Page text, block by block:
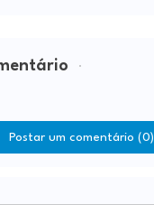
Postar um comentário (0)